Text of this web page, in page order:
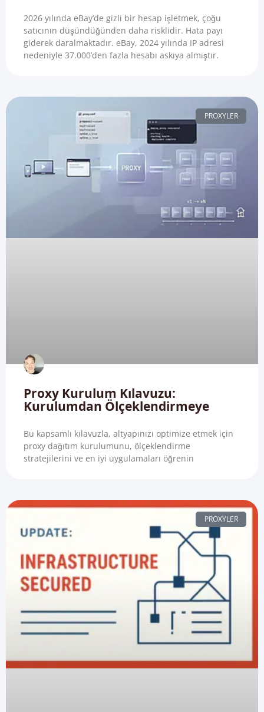
2026 yılında eBay’de gizli bir hesap işletmek, çoğu
satıcının düşündüğünden daha risklidir. Hata payı
giderek daralmaktadır. eBay, 2024 yılında IP adresi
nedeniyle 37.000’den fazla hesabı askıya almıştır.
PROXYLER
Proxy Kurulum Kılavuzu:
Kurulumdan Ölçeklendirmeye
Bu kapsamlı kılavuzla, altyapınızı optimize etmek için
proxy dağıtım kurulumunu, ölçeklendirme
stratejilerini ve en iyi uygulamaları öğrenin
PROXYLER